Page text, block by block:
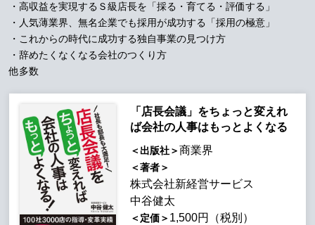
・高収益を実現するＳ級店長を「採る・育てる・評価する」
・人気薄業界、無名企業でも採用が成功する「採用の極意」
・これからの時代に成功する独自事業の見つけ方
・辞めたくなくなる会社のつくり方
他多数
「店長会議」をちょっと変えれ
ば会社の人事はもっとよくなる
＜出版社＞商業界
＜著者＞
株式会社新経営サービス
中谷健太
＜定価＞ 1,500円（税別）